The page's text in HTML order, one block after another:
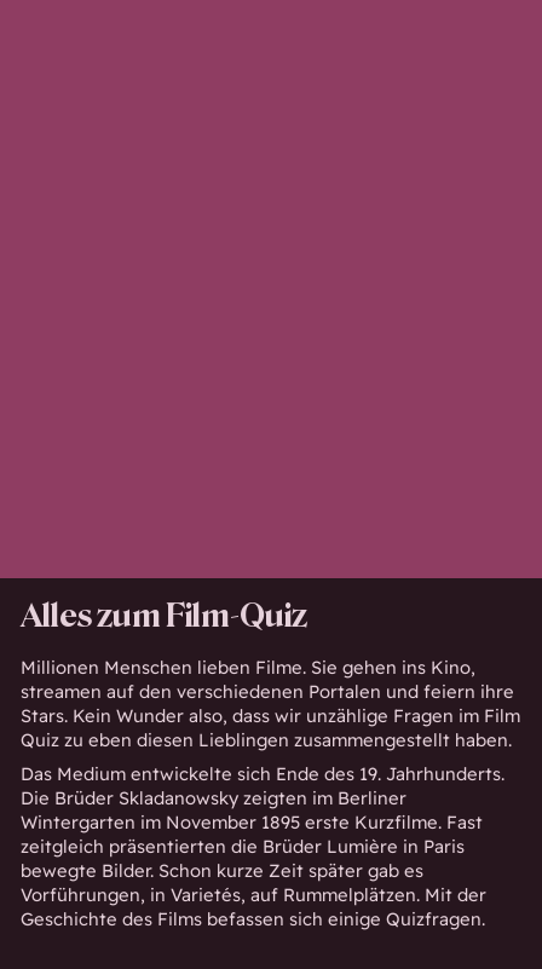
Alles zum Film-Quiz
Millionen Menschen lieben Filme. Sie gehen ins Kino,
streamen auf den verschiedenen Portalen und feiern ihre
Stars. Kein Wunder also, dass wir unzählige Fragen im Film
Quiz zu eben diesen Lieblingen zusammengestellt haben.
Das Medium entwickelte sich Ende des 19. Jahrhunderts.
Die Brüder Skladanowsky zeigten im Berliner
Wintergarten im November 1895 erste Kurzfilme. Fast
zeitgleich präsentierten die Brüder Lumière in Paris
bewegte Bilder. Schon kurze Zeit später gab es
Vorführungen, in Varietés, auf Rummelplätzen. Mit der
Geschichte des Films befassen sich einige Quizfragen.